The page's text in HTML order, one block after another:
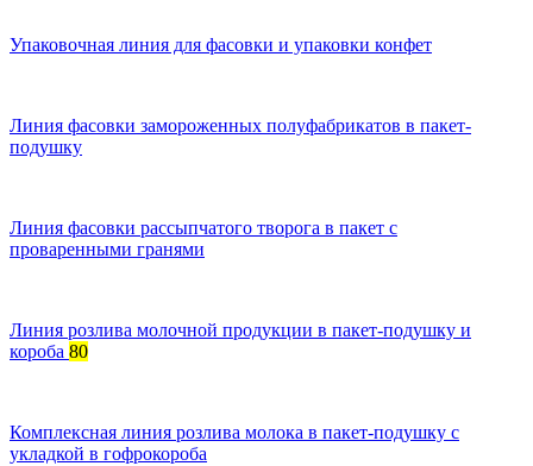
Упаковочная линия для фасовки и упаковки конфет
Линия фасовки замороженных полуфабрикатов в пакет-
подушку
Линия фасовки рассыпчатого творога в пакет с
проваренными гранями
Линия розлива молочной продукции в пакет-подушку и
короба 80
Комплексная линия розлива молока в пакет-подушку с
укладкой в гофрокороба